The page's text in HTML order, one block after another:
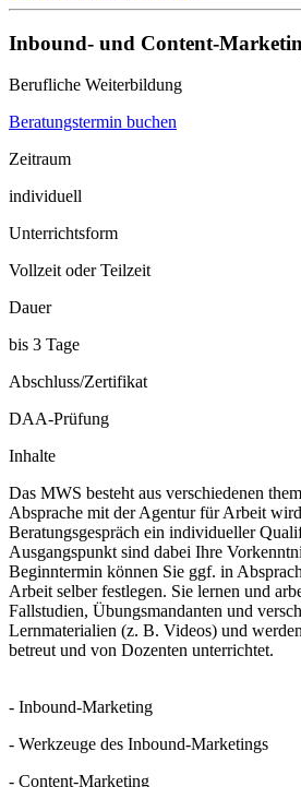
Inbound- und Content-
Berufliche Weiterbildung
Beratungstermin buchen
Zeitraum
individuell
Unterrichtsform
Vollzeit oder Teilzeit
Dauer
bis 3 Tage
Abschluss/Zertifikat
DAA-Prüfung
Inhalte
Das MWS besteht aus verschiedenen
Absprache mit der Agentur für Arbeit
Beratungsgespräch ein individueller
Ausgangspunkt sind dabei Ihre
Beginntermin können Sie ggf. in
Arbeit selber festlegen. Sie lernen und
Fallstudien, Übungsmandanten und
Lernmaterialien (z. B. Videos) und
betreut und von Dozenten unterrichtet.
- Inbound-Marketing
- Werkzeuge des Inbound-Marketings
- Content-Marketing